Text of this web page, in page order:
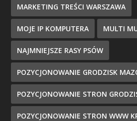
MARKETING TREŚCI WARSZAWA
MOJE IP KOMPUTERA MULTI
NAJMNIEJSZE RASY PSÓW
POZYCJONOWANIE GRODZISK
POZYCJONOWANIE STRON
POZYCJONOWANIE STRON WWW